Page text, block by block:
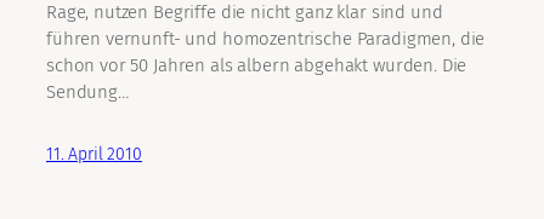
Rage, nutzen Begriffe die nicht ganz klar sind und
führen vernunft- und homozentrische Paradigmen, die
schon vor 50 Jahren als albern abgehakt wurden. Die
Sendung…
11. April 2010